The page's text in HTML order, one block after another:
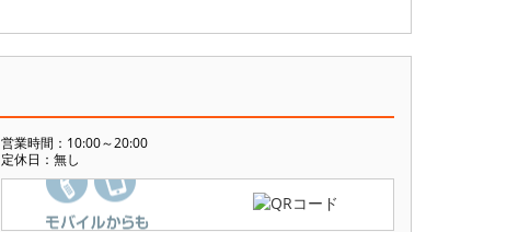
営業時間：10:00～20:00
定休日：無し